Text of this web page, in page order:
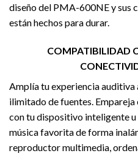
diseño del PMA-600NE y sus
están hechos para durar.
COMPATIBILIDAD
Amplía tu experiencia auditiva
ilimitado de fuentes.
con tu dispositivo inteligente
música favorita de forma
reproductor multimedia,